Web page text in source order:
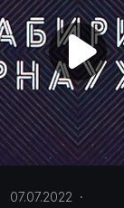
07.07.2022 ·